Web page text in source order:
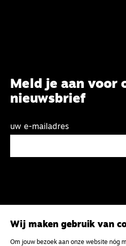
Meld je aan voor
nieuwsbrief
uw e-mailadres
Wij maken gebruik van
Om jouw bezoek aan onze website nóg